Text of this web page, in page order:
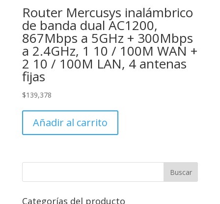
Router Mercusys inalámbrico
de banda dual AC1200,
867Mbps a 5GHz + 300Mbps
a 2.4GHz, 1 10 / 100M WAN +
2 10 / 100M LAN, 4 antenas
fijas
$139,378
Añadir al carrito
Categorías del producto